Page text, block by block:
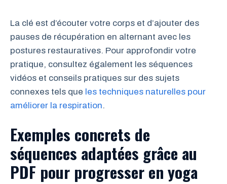
La clé est d’écouter votre corps et d’ajouter des
pauses de récupération en alternant avec les
postures restauratives. Pour approfondir votre
pratique, consultez également les séquences
vidéos et conseils pratiques sur des sujets
connexes tels que les techniques naturelles pour
améliorer la respiration.
Exemples concrets de
séquences adaptées grâce au
PDF pour progresser en yoga